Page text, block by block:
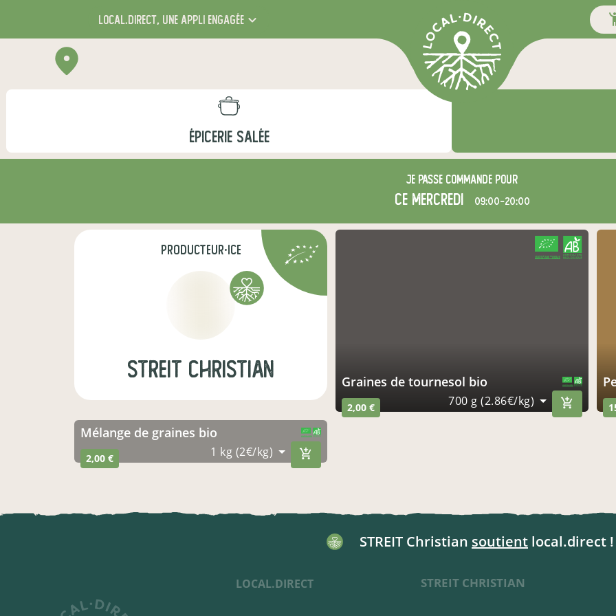
local.direct, une appli engagée
ÉPICERIE SALÉE
Je passe commande pour
ce mercredi 09:00-20:00
producteur·ice
STREIT Christian graines de tournesol bio
2,00 € 700 g (2.86€/kg)
CERTIFIÉ PAR FR-BIO-16
AGRICULTURE FRANCE
mélange de graines bio
2,00 € 1 kg (2€/kg)
STREIT Christian soutient local.direct !
LOCAL.DIRECT STREIT CHRISTIAN